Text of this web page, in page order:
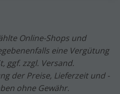
Online-Shops und
eine Vergütung
ggf. zzgl. Versand.
der Preise, Lieferzeit und -
ohne Gewähr.